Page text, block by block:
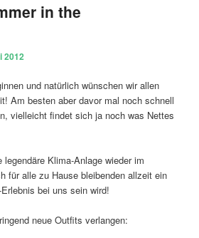
in the
2012
und natürlich wünschen wir allen
Am besten aber davor mal noch schnell
vielleicht findet sich ja noch was Nettes
Klima-Anlage wieder im
für alle zu Hause bleibenden allzeit ein
bei uns sein wird!
neue Outfits verlangen: